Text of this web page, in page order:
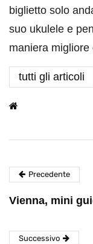
biglietto solo
suo ukulele e
maniera
tutti gli articoli
Precedente
Vienna, mini
Successivo